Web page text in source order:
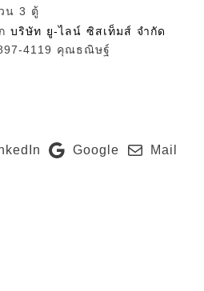
น 3 ตู้
บริษัท ยู-ไลน์ ซิสเท็มส์ จำกัด
4119 คุณธณิษฐ์
Google Mail